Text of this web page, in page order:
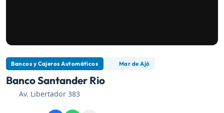
Bancos y Cajeros Automáticos Mar de Ajó
Banco Santander Rio
Av. Libertador 383